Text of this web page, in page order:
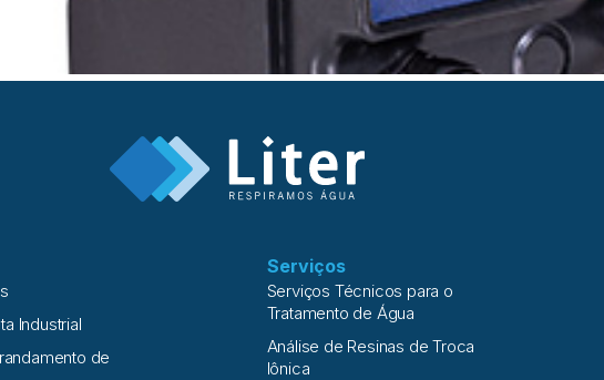
Industrial
de
Serviços
Serviços Técnicos para o
Tratamento de Água
Análise de Resinas de Troca
Iônica